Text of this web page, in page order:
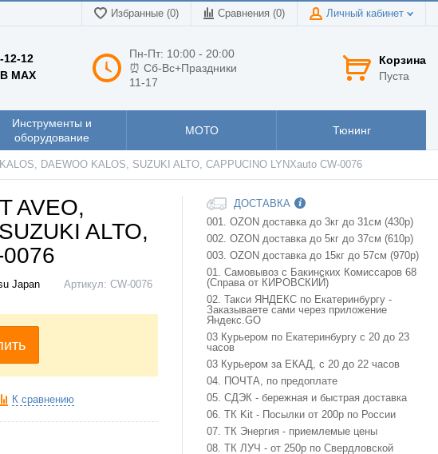
Избранные (0) Сравнения (0) Личный кабинет
12-12
MAX
Пн-Пт: 10:00 - 20:00
⏰ Сб-Вс+Праздники
11-17
Корзина
Пуста
Инструменты и
оборудование
МОТО Тюнинг
DAEWOO KALOS, SUZUKI ALTO, CAPPUCINO LYNXauto CW-0076
AVEO,
ALTO,
Japan Артикул: CW-0076
К сравнению
ДОСТАВКА
001. OZON доставка до 3кг до 31см (430р)
002. OZON доставка до 5кг до 37см (610р)
003. OZON доставка до 15кг до 57см (970р)
01. Самовывоз с Бакинских Комиссаров 68
(Справа от КИРОВСКИЙ)
02. Такси ЯНДЕКС по Екатеринбургу -
Заказываете сами через приложение
Яндекс.GO
03 Курьером по Екатеринбургу с 20 до 23
часов
03 Курьером за ЕКАД, с 20 до 22 часов
04. ПОЧТА, по предоплате
05. СДЭК - бережная и быстрая доставка
06. ТК Kit - Посылки от 200р по России
07. ТК Энергия - приемлемые цены
08. ТК ЛУЧ - от 250р по Свердловской